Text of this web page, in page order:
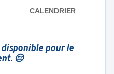
CALENDRIER
pour le
😔